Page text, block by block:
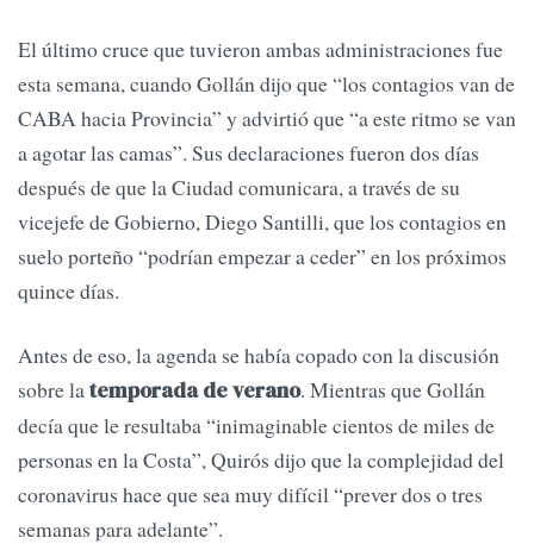
El último cruce que tuvieron ambas administraciones fue
esta semana, cuando Gollán dijo que “los contagios van de
CABA hacia Provincia” y advirtió que “a este ritmo se van
a agotar las camas”. Sus declaraciones fueron dos días
después de que la Ciudad comunicara, a través de su
vicejefe de Gobierno, Diego Santilli, que los contagios en
suelo porteño “podrían empezar a ceder” en los próximos
quince días.
Antes de eso, la agenda se había copado con la discusión
sobre latemporada de verano. Mientras que Gollán
decía que le resultaba “inimaginable cientos de miles de
personas en la Costa”, Quirós dijo que la complejidad del
coronavirus hace que sea muy difícil “prever dos o tres
semanas para adelante”.